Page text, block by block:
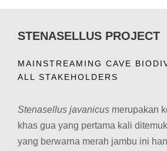
STENASELLUS PROJECT
MAINSTREAMING CAVE
ALL STAKEHOLDERS
Stenasellus javanicus merupakan
khas gua yang pertama kali
yang berwarna merah jambu ini